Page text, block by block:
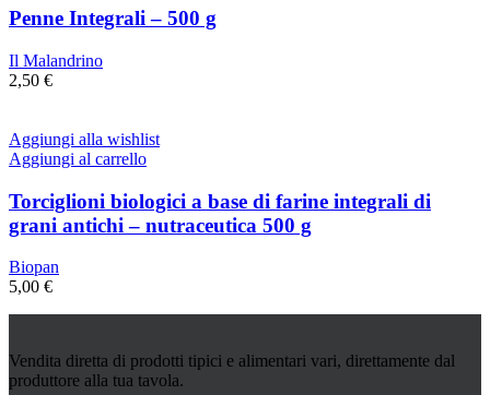
Penne Integrali – 500 g
Il Malandrino
2,50 €
Aggiungi alla wishlist
Aggiungi al carrello
Torciglioni biologici a base di farine integrali di
grani antichi – nutraceutica 500 g
Biopan
5,00 €
Vendita diretta di prodotti tipici e alimentari vari, direttamente dal
produttore alla tua tavola.